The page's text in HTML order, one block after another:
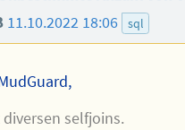
11.10.2022 18:06 sql
selfjoins.